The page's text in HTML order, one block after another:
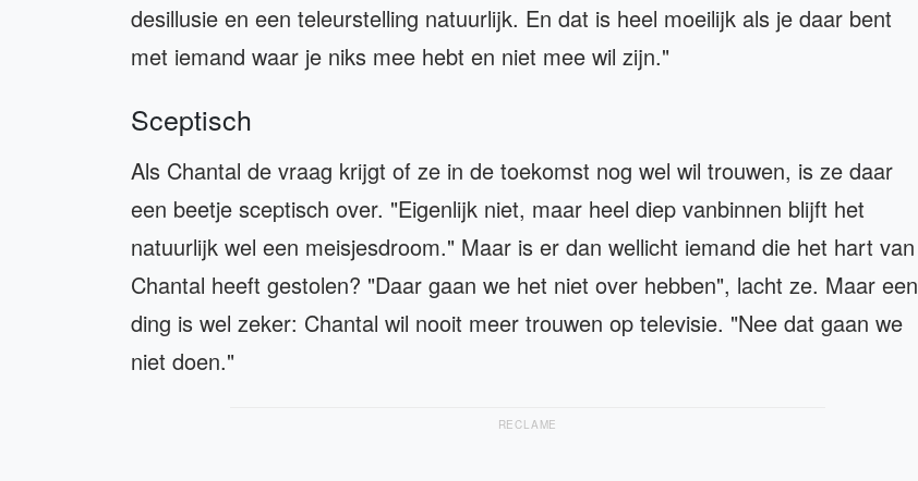
desillusie en een teleurstelling natuurlijk. En dat is heel moeilijk als je daar bent
met iemand waar je niks mee hebt en niet mee wil zijn."
Sceptisch
Als Chantal de vraag krijgt of ze in de toekomst nog wel wil trouwen, is ze daar
een beetje sceptisch over. "Eigenlijk niet, maar heel diep vanbinnen blijft het
natuurlijk wel een meisjesdroom." Maar is er dan wellicht iemand die het hart van
Chantal heeft gestolen? "Daar gaan we het niet over hebben", lacht ze. Maar een
ding is wel zeker: Chantal wil nooit meer trouwen op televisie. "Nee dat gaan we
niet doen."
RECLAME